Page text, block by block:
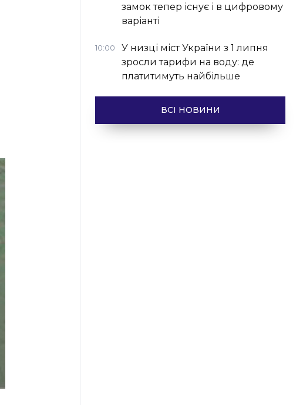
замок тепер існує і в цифровому
варіанті
10:00
У низці міст України з 1 липня
зросли тарифи на воду: де
платитимуть найбільше
ВСІ НОВИНИ